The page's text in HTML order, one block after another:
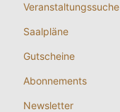
Veranstaltungssuche
Saalpläne
Gutscheine
Abonnements
Newsletter